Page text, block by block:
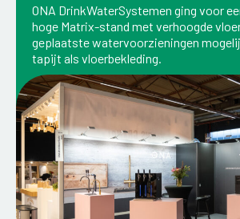
ONA DrinkWaterSystemen ging voor
hoge Matrix-stand met verhoogde
geplaatste watervoorzieningen
tapijt als vloerbekleding.